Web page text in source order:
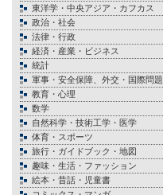
東洋学・中央アジア・カフカス
政治・社会
法律・行政
経済・産業・ビジネス
統計
軍事・安全保障、外交・国際問題
教育・心理
数学
自然科学・技術工学・医学
体育・スポーツ
旅行・ガイドブック・地図
趣味・生活・ファッション
絵本・昔話・児童書